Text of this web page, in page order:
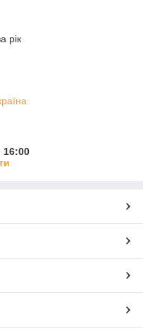
рік
16:00